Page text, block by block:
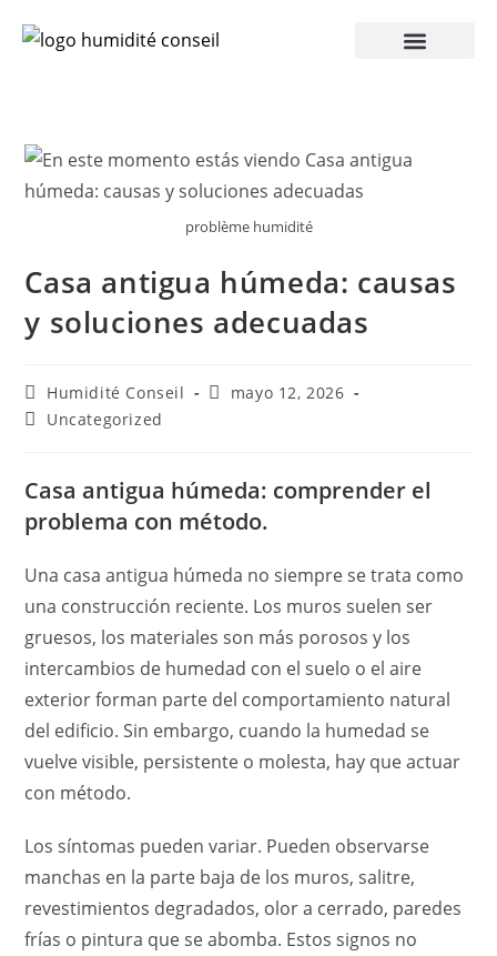
problème humidité
Casa antigua húmeda: causas
y soluciones adecuadas
Humidité Conseil
mayo 12, 2026
Uncategorized
Casa antigua húmeda: comprender el
problema con método.
Una casa antigua húmeda no siempre se trata como
una construcción reciente. Los muros suelen ser
gruesos, los materiales son más porosos y los
intercambios de humedad con el suelo o el aire
exterior forman parte del comportamiento natural
del edificio. Sin embargo, cuando la humedad se
vuelve visible, persistente o molesta, hay que actuar
con método.
Los síntomas pueden variar. Pueden observarse
manchas en la parte baja de los muros, salitre,
revestimientos degradados, olor a cerrado, paredes
frías o pintura que se abomba. Estos signos no